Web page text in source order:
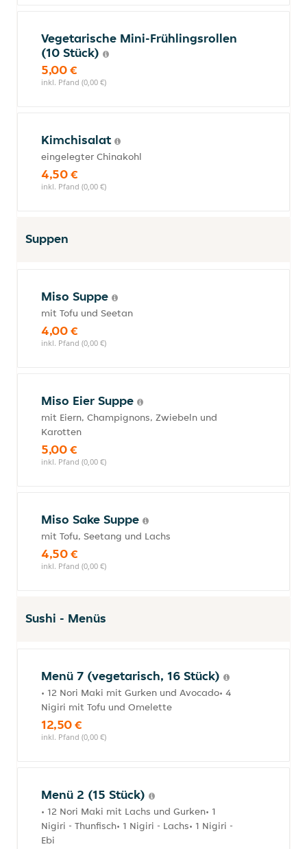
Vegetarische Mini-Frühlingsrollen
(10 Stück)
5,00 €
inkl. Pfand (0,00 €)
Kimchisalat
eingelegter Chinakohl
4,50 €
inkl. Pfand (0,00 €)
Suppen
Miso Suppe
mit Tofu und Seetan
4,00 €
inkl. Pfand (0,00 €)
Miso Eier Suppe
mit Eiern, Champignons, Zwiebeln und
Karotten
5,00 €
inkl. Pfand (0,00 €)
Miso Sake Suppe
mit Tofu, Seetang und Lachs
4,50 €
inkl. Pfand (0,00 €)
Sushi - Menüs
Menü 7 (vegetarisch, 16 Stück)
• 12 Nori Maki mit Gurken und Avocado• 4
Nigiri mit Tofu und Omelette
12,50 €
inkl. Pfand (0,00 €)
Menü 2 (15 Stück)
• 12 Nori Maki mit Lachs und Gurken• 1
Nigiri - Thunfisch• 1 Nigiri - Lachs• 1 Nigiri -
Ebi